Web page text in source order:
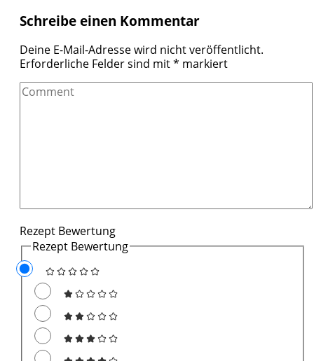
Schreibe einen Kommentar
Deine E-Mail-Adresse wird nicht veröffentlicht.
Erforderliche Felder sind mit* markiert
Comment
Rezept Bewertung
Rezept Bewertung